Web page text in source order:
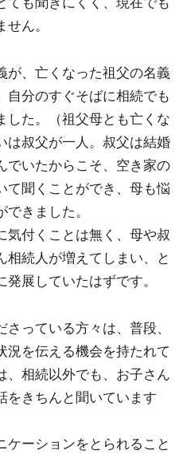
ん。
が、亡くなった祖父の名義
自分のすぐそばに相続でも
した。（祖父母とも亡くな
は叔父が一人。叔父は結婚
でいたからこそ、空き家の
て聞くことができ、母も悩
きました。
気付くことは無く、母や叔
相続人が増えてしまい、と
展していたはずです。
っている方々は、普段、
況を伝える機会を持たれて
、相続以外でも、お子さん
をきちんと聞いています
ケーションをとられること